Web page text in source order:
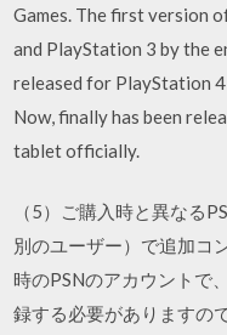
Games. The first version
and PlayStation 3 by the
released for PlayStation
Now, finally has been
tablet officially.
（5）ご購入時と異なる
別のユーザー）で追加コ
時のPSNのアカウントで
録する必要がありますの